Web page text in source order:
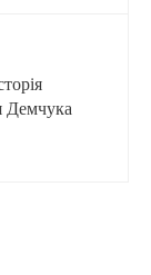
Демчука